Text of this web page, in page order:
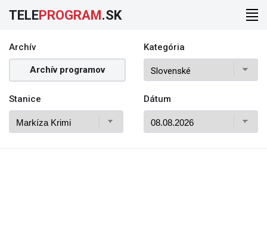
TELEPROGRAM.SK
Archív
Archív programov
Kategória
Stanice Dátum